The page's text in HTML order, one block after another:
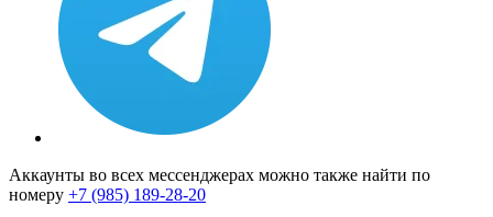
Аккаунты во всех мессенджерах можно также найти по
номеру +7 (985) 189-28-20